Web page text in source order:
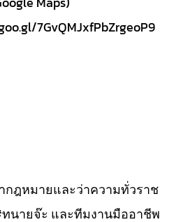
7GvQMJxfPbZrgeoP9
กฎหมายและว่าความทั่วราช
นายจ๊ะ และทีมงานมืออาชีพ